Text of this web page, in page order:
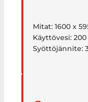
Mitat: 1600 x
Käyttövesi:
Syöttöjännite: